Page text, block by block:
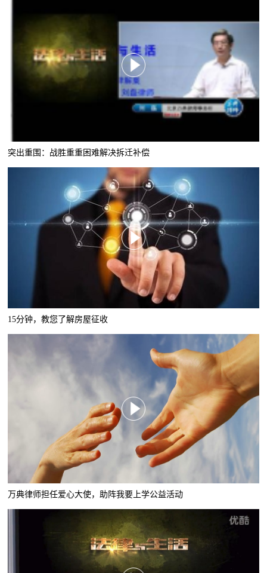
突出重围：战胜重重困难解决拆迁补偿
15分钟，教您了解房屋征收
万典律师担任爱心大使，助阵我要上学公益活动